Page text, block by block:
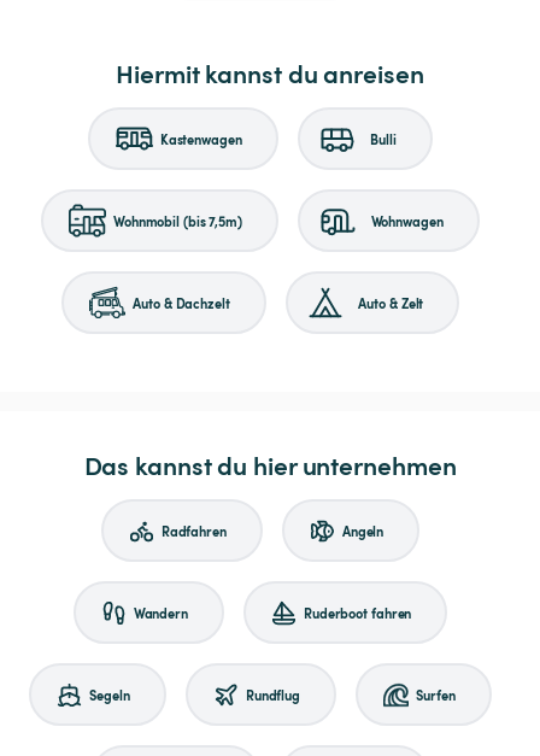
Hiermit kannst du anreisen
Kastenwagen Bulli
Wohnmobil (bis 7,5m) Wohnwagen
Auto & Dachzelt Auto & Zelt
Das kannst du hier unternehmen
Radfahren Angeln
Wandern Ruderboot fahren
Segeln Rundflug Surfen